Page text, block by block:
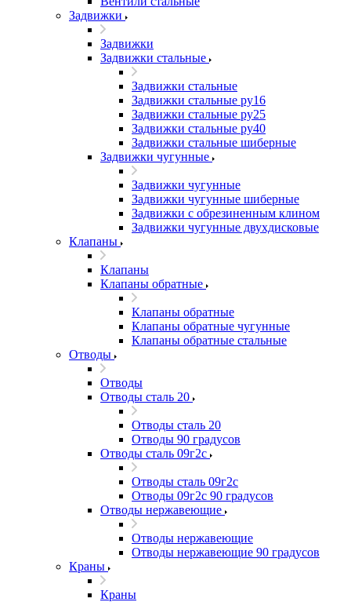
Задвижки
Задвижки
Задвижки стальные
Задвижки стальные
Задвижки стальные ру16
Задвижки стальные ру25
Задвижки стальные ру40
Задвижки стальные шиберные
Задвижки чугунные
Задвижки чугунные
Задвижки чугунные шиберные
Задвижки с обрезиненным клином
Задвижки чугунные двухдисковые
Клапаны
Клапаны
Клапаны обратные
Клапаны обратные
Клапаны обратные чугунные
Клапаны обратные стальные
Отводы
Отводы
Отводы сталь 20
Отводы сталь 20
Отводы 90 градусов
Отводы сталь 09г2с
Отводы сталь 09г2с
Отводы 09г2с 90 градусов
Отводы нержавеющие
Отводы нержавеющие
Отводы нержавеющие 90 градусов
Краны
Краны